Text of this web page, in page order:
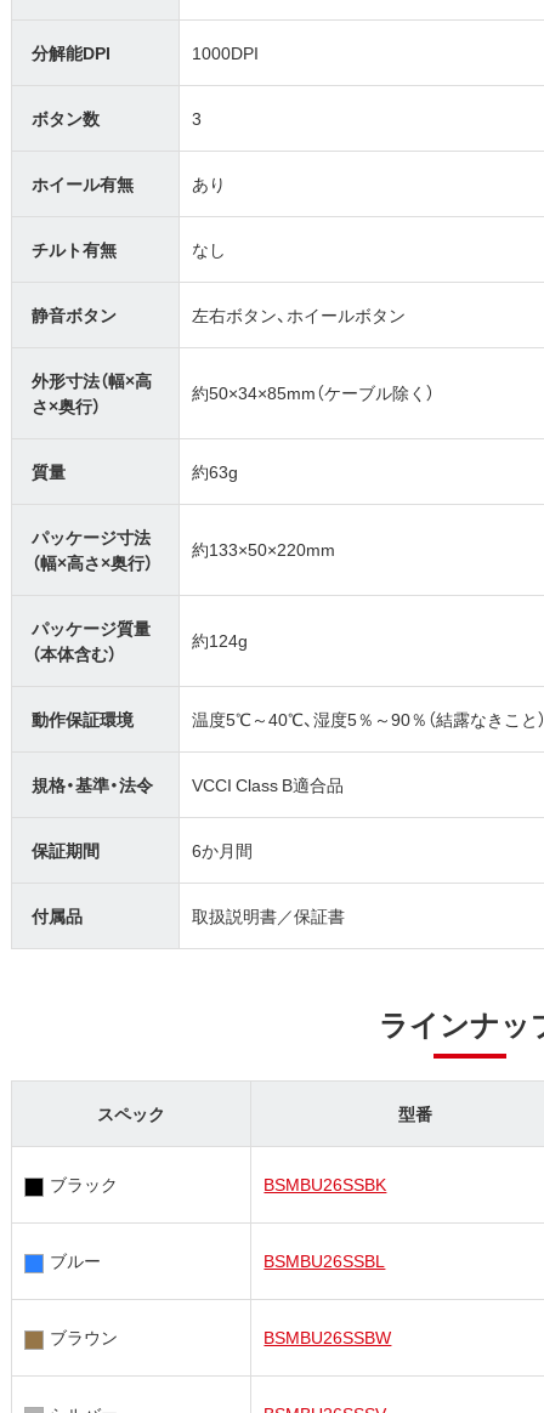
分解能DPI 1000DPI
ボタン数 3
ホイール有無 あり
チルト有無 なし
静音ボタン 左右ボタン、ホイールボタン
外形寸法（幅×高
さ×奥行）
約50×34×85mm（ケーブル除く）
質量 約63g
パッケージ寸法
（幅×高さ×奥行）
約133×50×220mm
パッケージ質量
（本体含む）
約124g
動作保証環境 温度5℃～40℃、湿度5％～90％（結露なきこと
規格・基準・法令 VCCI Class B適合品
保証期間 6か月間
付属品 取扱説明書／保証書
ラインナッ
スペック 型番
ブラック BSMBU26SSBK
ブルー BSMBU26SSBL
ブラウン BSMBU26SSBW